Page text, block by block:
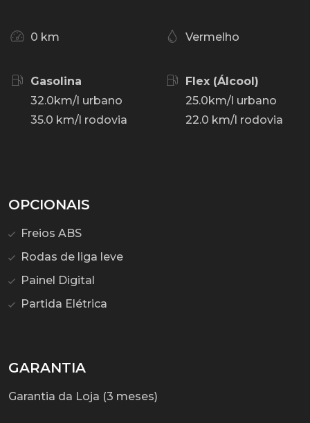
0 km Vermelho
Gasolina
32.0km/l urbano
35.0 km/l rodovia
Flex (Álcool)
25.0km/l urbano
22.0 km/l rodovia
OPCIONAIS
Freios ABS
Rodas de liga leve
Painel Digital
Partida Elétrica
GARANTIA
Garantia da Loja (3 meses)